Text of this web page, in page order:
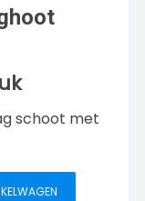
schoot met